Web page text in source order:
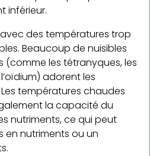
inférieur.
des températures trop
Beaucoup de nuisibles
les tétranyques, les
adorent les
températures chaudes
la capacité du
nutriments, ce qui peut
en nutriments ou un